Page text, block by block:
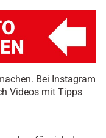
Bei Instagram
Videos mit Tipps